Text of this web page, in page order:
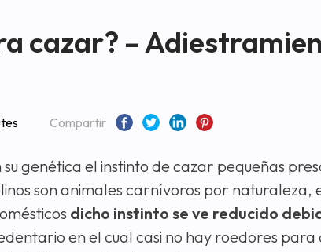
cazar? –
Compartir
genética el instinto de cazar pequeñas
son animales carnívoros por naturaleza,
dicho instinto se ve reducido
en el cual casi no hay roedores para